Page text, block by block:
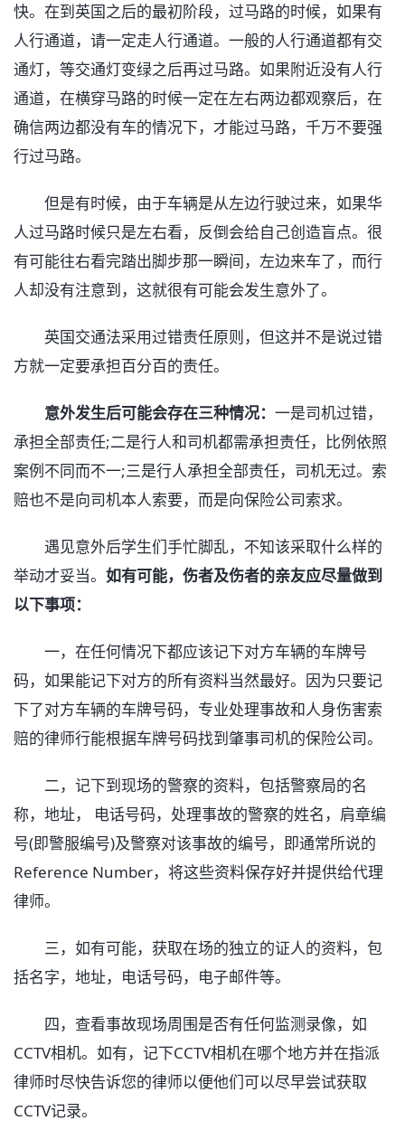
快。在到英国之后的最初阶段，过马路的时候，如果有
人行通道，请一定走人行通道。一般的人行通道都有交
通灯，等交通灯变绿之后再过马路。如果附近没有人行
通道，在横穿马路的时候一定在左右两边都观察后，在
确信两边都没有车的情况下，才能过马路，千万不要强
行过马路。
但是有时候，由于车辆是从左边行驶过来，如果华
人过马路时候只是左右看，反倒会给自己创造盲点。很
有可能往右看完踏出脚步那一瞬间，左边来车了，而行
人却没有注意到，这就很有可能会发生意外了。
英国交通法采用过错责任原则，但这并不是说过错
方就一定要承担百分百的责任。
意外发生后可能会存在三种情况： 一是司机过错，
承担全部责任;二是行人和司机都需承担责任，比例依照
案例不同而不一;三是行人承担全部责任，司机无过。索
赔也不是向司机本人索要，而是向保险公司索求。
遇见意外后学生们手忙脚乱，不知该采取什么样的
举动才妥当。 如有可能，伤者及伤者的亲友应尽量做到
以下事项：
一，在任何情况下都应该记下对方车辆的车牌号
码，如果能记下对方的所有资料当然最好。因为只要记
下了对方车辆的车牌号码，专业处理事故和人身伤害索
赔的律师行能根据车牌号码找到肇事司机的保险公司。
二，记下到现场的警察的资料，包括警察局的名
称，地址， 电话号码，处理事故的警察的姓名，肩章编
号(即警服编号)及警察对该事故的编号，即通常所说的
Reference Number，将这些资料保存好并提供给代理
律师。
三，如有可能，获取在场的独立的证人的资料，包
括名字，地址，电话号码，电子邮件等。
四，查看事故现场周围是否有任何监测录像，如
CCTV相机。如有，记下CCTV相机在哪个地方并在指派
律师时尽快告诉您的律师以便他们可以尽早尝试获取
CCTV记录。